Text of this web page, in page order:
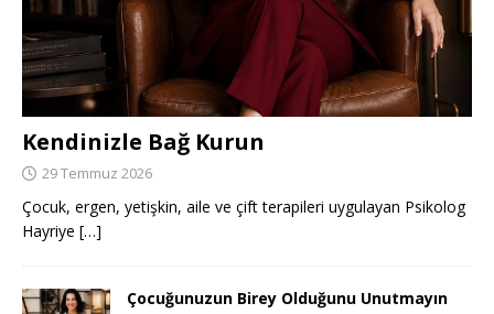
Kendinizle Bağ Kurun
29 Temmuz 2026
Çocuk, ergen, yetişkin, aile ve çift terapileri uygulayan Psikolog
Hayriye […]
Çocuğunuzun Birey Olduğunu Unutmayın